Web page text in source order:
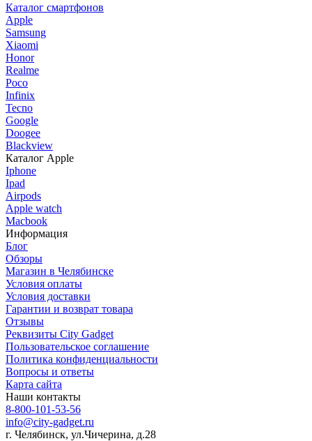
Каталог смартфонов
Apple
Samsung
Xiaomi
Honor
Realme
Poco
Infinix
Tecno
Google
Doogee
Blackview
Каталог Apple
Iphone
Ipad
Airpods
Apple watch
Macbook
Информация
Блог
Обзоры
Магазин в Челябинске
Условия оплаты
Условия доставки
Гарантии и возврат товара
Отзывы
Реквизиты City Gadget
Пользовательское соглашение
Политика конфиденциальности
Вопросы и ответы
Карта сайта
Наши контакты
8-800-101-53-56
info@city-gadget.ru
г. Челябинск, ул.Чичерина, д.28